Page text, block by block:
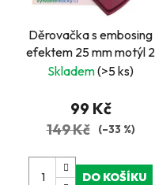
Děrovačka s embosing
efektem 25 mm motýl 2
Skladem(>5 ks)
99 Kč
149 Kč (–33 %)
DO KOŠÍKU